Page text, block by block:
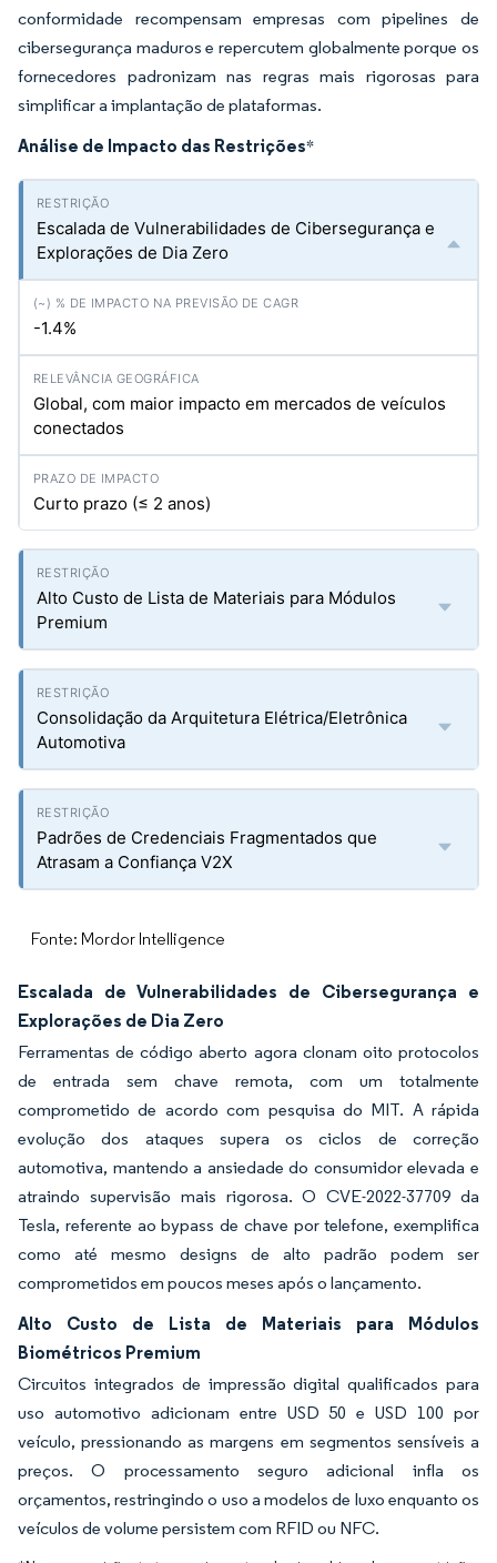
conformidade recompensam empresas com pipelines de
cibersegurança maduros e repercutem globalmente porque os
fornecedores padronizam nas regras mais rigorosas para
simplificar a implantação de plataformas.
Análise de Impacto das Restrições*
Escalada de Vulnerabilidades de Cibersegurança e
Explorações de Dia Zero
-1.4%
Global, com maior impacto em mercados de veículos
conectados
Curto prazo (≤ 2 anos)
Alto Custo de Lista de Materiais para Módulos
Premium
Consolidação da Arquitetura Elétrica/Eletrônica
Automotiva
Padrões de Credenciais Fragmentados que
Atrasam a Confiança V2X
Fonte: Mordor Intelligence
Escalada de Vulnerabilidades de Cibersegurança e
Explorações de Dia Zero
Ferramentas de código aberto agora clonam oito protocolos
de entrada sem chave remota, com um totalmente
comprometido de acordo com pesquisa do MIT. A rápida
evolução dos ataques supera os ciclos de correção
automotiva, mantendo a ansiedade do consumidor elevada e
atraindo supervisão mais rigorosa. O CVE-2022-37709 da
Tesla, referente ao bypass de chave por telefone, exemplifica
como até mesmo designs de alto padrão podem ser
comprometidos em poucos meses após o lançamento.
Alto Custo de Lista de Materiais para Módulos
Biométricos Premium
Circuitos integrados de impressão digital qualificados para
uso automotivo adicionam entre USD 50 e USD 100 por
veículo, pressionando as margens em segmentos sensíveis a
preços. O processamento seguro adicional infla os
orçamentos, restringindo o uso a modelos de luxo enquanto os
veículos de volume persistem com RFID ou NFC.